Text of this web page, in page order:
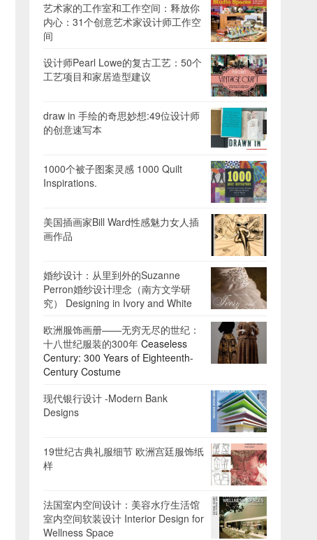
艺术家的工作室和工作空间：释放你
内心：31个创意艺术家设计师工作空
间
设计师Pearl Lowe的复古工艺：50个
工艺项目和家居造型建议
draw in 手绘的奇思妙想:49位设计师
的创意速写本
1000个被子图案灵感 1000 Quilt
Inspirations.
美国插画家Bill Ward性感魅力女人插
画作品
婚纱设计：从里到外的Suzanne
Perron婚纱设计理念（南方文学研
究） Designing in Ivory and White
欧洲服饰画册——无穷无尽的世纪：
十八世纪服装的300年 Ceaseless
Century: 300 Years of Eighteenth-
Century Costume
现代银行设计 -Modern Bank
Designs
19世纪古典礼服细节 欧洲宫廷服饰纸
样
法国室内空间设计：美容水疗生活馆
室内空间软装设计 Interior Design for
Wellness Space